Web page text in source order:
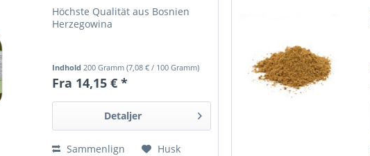
Höchste Qualität aus Bosnien
Herzegowina
Indhold200 Gramm(7,08 € / 100 Gramm)
Fra 14,15 € *
Detaljer
Sammenlign Husk